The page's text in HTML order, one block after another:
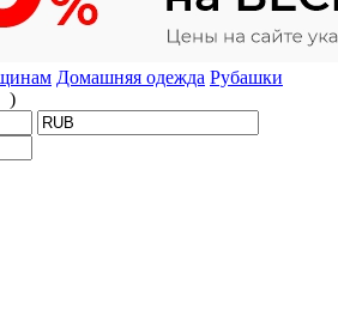
Домашняя одежда Рубашки
)